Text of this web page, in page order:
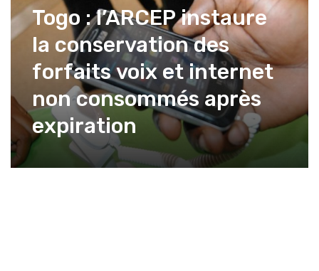
Togo : l’ARCEP instaure
la conservation des
forfaits voix et internet
non consommés après
expiration